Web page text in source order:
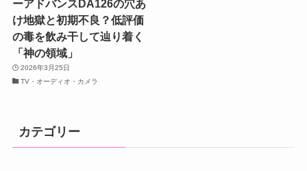
ーアドバンスDA126の穴あ
け地獄と初期不良？低評価
の毒を飲み干して辿り着く
「神の領域」
2026年3月25日
TV・オーディオ・カメラ
カテゴリー